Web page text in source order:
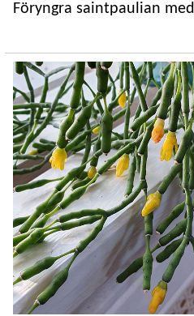
Föryngra saintpaulian